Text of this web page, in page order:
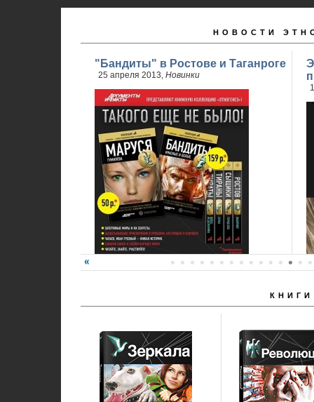
НОВОСТИ
"Бандиты" в Ростове и Таганроге
25 апреля 2013, Новинки
24 апреля стартовали продажи 2 книги
КНИГИ